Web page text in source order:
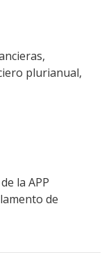
plurianual,
la APP
de